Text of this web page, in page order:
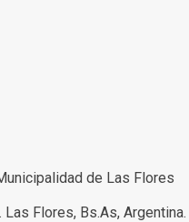
de Las Flores
Las Flores, Bs.As, Argentina.